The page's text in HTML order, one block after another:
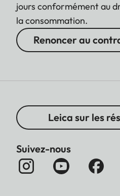
jours conformément au
la consommation.
Renoncer au
Leica sur les
Suivez-nous